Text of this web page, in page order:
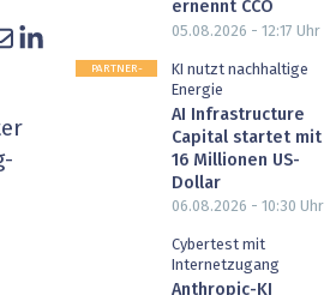
for Health
Intelligence
2030
& Insurtech
AV & Digital Signage
ernennt CCO
05.08.2026 - 12:17 Uhr
PARTNER-
KI nutzt nachhaltige
Energie
AI Infrastructure
Capital startet mit
16 Millionen US-
Dollar
06.08.2026 - 10:30 Uhr
Cybertest mit
Internetzugang
Anthropic-KI